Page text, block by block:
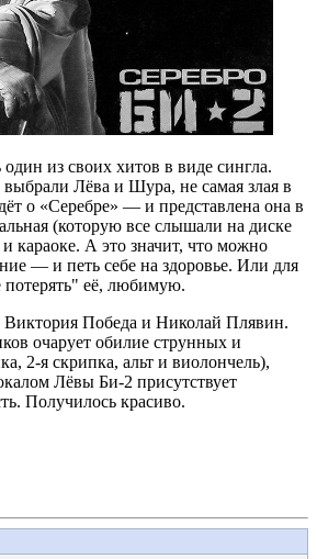
из своих хитов в виде сингла.
Лёва и Шура, не самая злая в
о «Серебре» — и представлена она в
(которую все слышали на диске
караоке. А это значит, что можно
— и петь себе на здоровье. Или для
её, любимую.
Победа и Николай Плявин.
очарует обилие струнных и
2-я скрипка, альт и виолончель),
Лёвы Би-2 присутствует
Получилось красиво.